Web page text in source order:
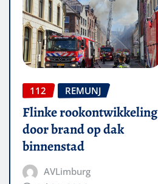
112 REMUNJ
Flinke rookontwikkeling
door brand op dak
binnenstad
AVLimburg